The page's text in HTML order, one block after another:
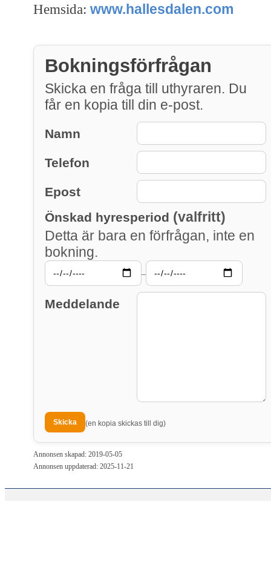
Hemsida: www.hallesdalen.com
Bokningsförfrågan
Skicka en fråga till uthyraren. Du
får en kopia till din e-post.
Namn
Telefon
Epost
Önskad hyresperiod (valfritt)
Detta är bara en förfrågan, inte en
bokning.
–
Meddelande
(en kopia skickas till dig)
Annonsen skapad: 2019-05-05
Annonsen uppdaterad: 2025-11-21